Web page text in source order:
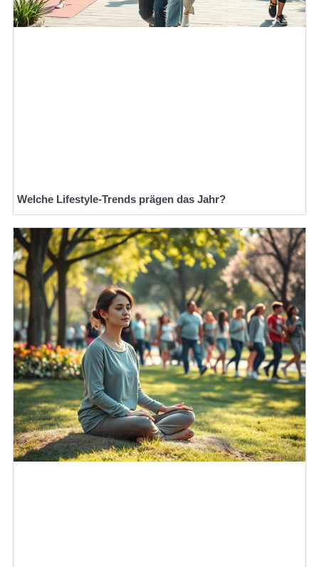
Welche Lifestyle-Trends prägen das Jahr?